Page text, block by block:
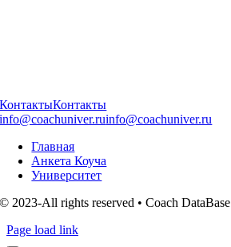
КонтактыКонтакты
info@coachuniver.ruinfo@coachuniver.ru
Главная
Анкета Коуча
Университет
© 2023-All rights reserved • Coach DataBase
Page load link